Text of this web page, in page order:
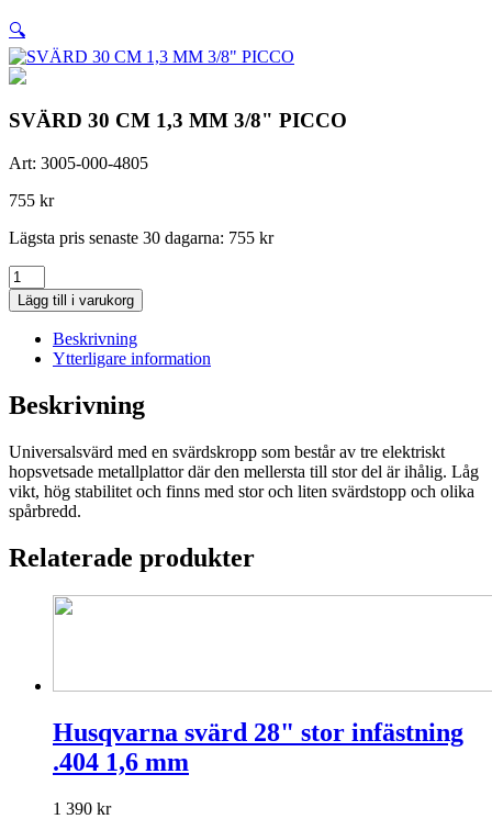
🔍
SVÄRD 30 CM 1,3 MM 3/8" PICCO
Art: 3005-000-4805
755 kr
Lägsta pris senaste 30 dagarna: 755 kr
SVÄRD
30
CM
MM
PICCO
mängd
Lägg till i varukorg
Beskrivning
Ytterligare information
Beskrivning
Universalsvärd med en svärdskropp som består av tre elektriskt
hopsvetsade metallplattor där den mellersta till stor del är ihålig. Låg
vikt, hög stabilitet och finns med stor och liten svärdstopp och olika
spårbredd.
Relaterade produkter
Husqvarna svärd 28" stor infästning
.404 1,6 mm
1 390 kr